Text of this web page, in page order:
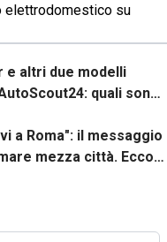
elettrodomestico su
e altri due modelli
quali sono
a Roma": il messaggio
mezza città. Ecco